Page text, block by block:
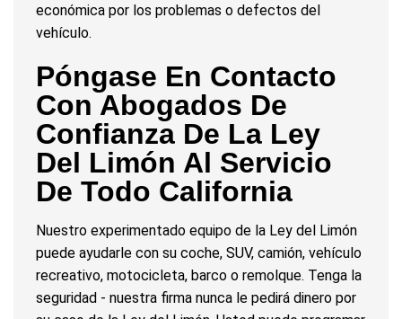
económica por los problemas o defectos del
vehículo.
Póngase En Contacto
Con Abogados De
Confianza De La Ley
Del Limón Al Servicio
De Todo California
Nuestro experimentado equipo de la Ley del Limón
puede ayudarle con su coche, SUV, camión, vehículo
recreativo, motocicleta, barco o remolque. Tenga la
seguridad - nuestra firma nunca le pedirá dinero por